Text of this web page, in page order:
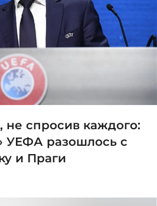
не спросив каждого:
УЕФА разошлось с
и Праги